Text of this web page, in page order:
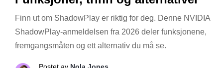
Finn ut om ShadowPlay er riktig for deg. Denne NVIDIA
ShadowPlay-anmeldelsen fra 2026 deler funksjonene,
fremgangsmåten og ett alternativ du må se.
Postet av Nola Jones